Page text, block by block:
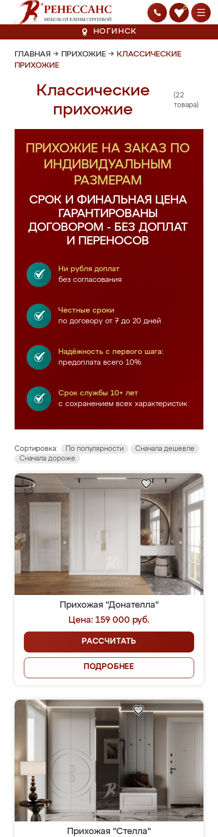
0
НОГИНСК
ГЛАВНАЯ → ПРИХОЖИЕ → КЛАССИЧЕСКИЕ
ПРИХОЖИЕ
Классические
прихожие
(22
товара)
ПРИХОЖИЕ НА ЗАКАЗ ПО
ИНДИВИДУАЛЬНЫМ
РАЗМЕРАМ
СРОК И ФИНАЛЬНАЯ ЦЕНА
ГАРАНТИРОВАНЫ
ДОГОВОРОМ - БЕЗ ДОПЛАТ
И ПЕРЕНОСОВ
Ни рубля доплат
без согласования
Честные сроки
по договору от 7 до 20 дней
Надёжность с первого шага:
предоплата всего 10%
Срок службы 10+ лет
с сохранением всех характеристик
Сортировка: По популярности
Сначала дешевле
Сначала дороже
Прихожая "Донателла"
Цена: 159 000 руб.
РАССЧИТАТЬ
ПОДРОБНЕЕ
Прихожая "Стелла"